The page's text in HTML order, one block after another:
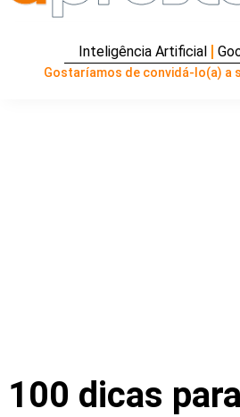
Inteligência Artificial
Gostaríamos de convidá-lo(a) a
100 dicas